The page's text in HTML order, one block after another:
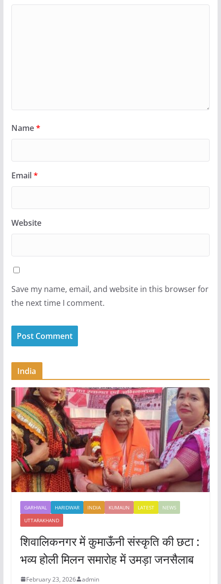
Name*
Email*
Website
Save my name, email, and website in this browser for
the next time I comment.
India
GARHWAL HARIDWAR INDIA KUMAUN LATEST
NEWS
UTTARAKHAND
शिवालिकनगर में कुमाऊँनी संस्कृति की छटा :
भव्य होली मिलन समारोह में उमड़ा जनसैलाब
February 23, 2026 admin